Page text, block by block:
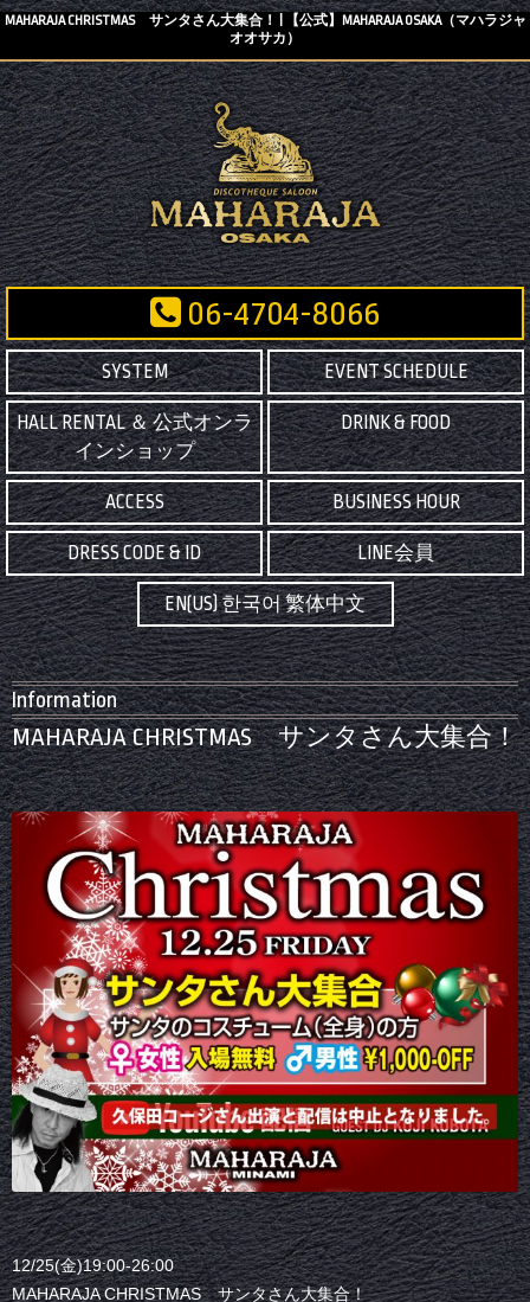
MAHARAJA CHRISTMAS サンタさん大集合！ | 【公式】MAHARAJA OSAKA（マハラジャ
オオサカ）
06-4704-8066
SYSTEM EVENT SCHEDULE
HALL RENTAL ＆ 公式オンラ
インショップ
DRINK & FOOD
ACCESS BUSINESS HOUR
DRESS CODE & ID LINE会員
EN(US) 한국어 繁体中文
Information
MAHARAJA CHRISTMAS サンタさん大集合！
12/25(金)19:00-26:00
MAHARAJA CHRISTMAS サンタさん大集合！